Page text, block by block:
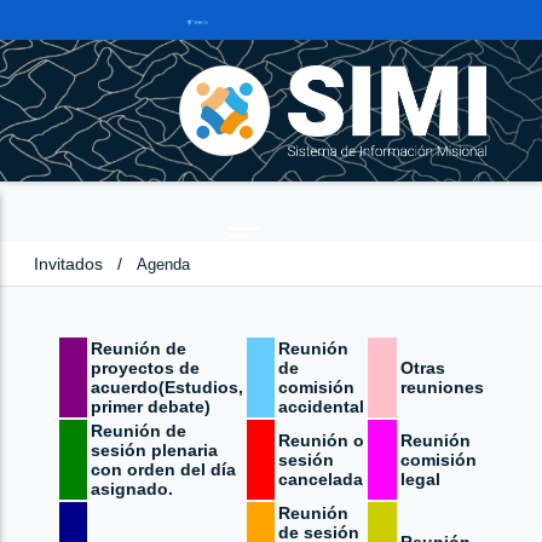
Invitados / Agenda
Reunión de
proyectos de
acuerdo(Estudios,
primer debate)
Reunión
de
comisión
accidental
Otras
reuniones
Reunión de
sesión plenaria
con orden del día
asignado.
Reunión o
sesión
cancelada
Reunión
comisión
legal
Reunión
de sesión